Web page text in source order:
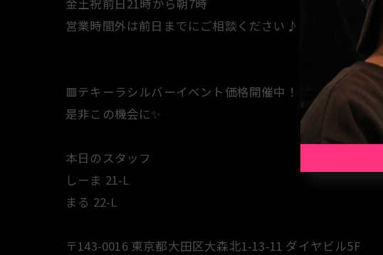
金土祝前日21時から朝7時
営業時間外は前日までにご相談ください♪
🟥テキーラシルバーイベント価格開催中！！
是非この機会に✨
本日のスタッフ
しーま 21-L
まる 22-L
〒143-0016 東京都大田区大森北1-13-11 ダイヤビル5F